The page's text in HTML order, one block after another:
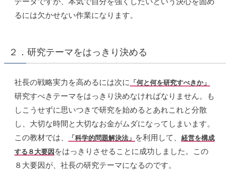
るには欠かせない作業になります。
２．研究テーマをはっきり決める
社長の戦略実力を高めるには次に 「何と何を研究すべきか」
研究すべきテーマをはっきり決めなければなりません。も
しこうせずに思いつきで研究を始めるとあれこれと分散
し、大切な時間と大切なお金がムダになってしまいます。
この教材では、
「科学的問題解決法」 を利用して、 経営を構成
する８大要因 をはっきりさせることに成功しました。この
８大要因が、社長の研究テーマになるのです。